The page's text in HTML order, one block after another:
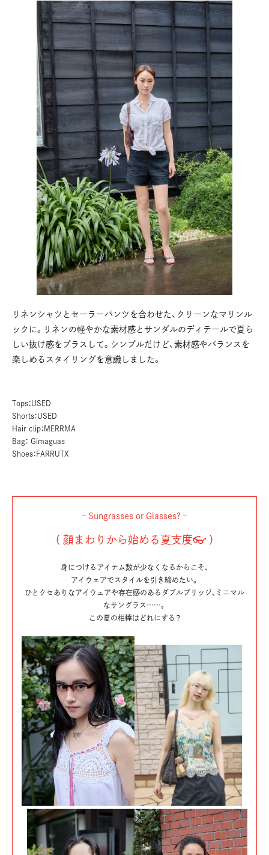
リネンシャツとセーラーパンツを合わせた、クリーンなマリンル
ックに。リネンの軽やかな素材感とサンダルのディテールで夏ら
しい抜け感をプラスして。シンプルだけど、素材感やバランスを
楽しめるスタイリングを意識しました。
Tops：USED
Shorts：USED
Hair clip：MERRMA
Bag： Gimaguas
Shoes：FARRUTX
– Sungrasses or Glasses? –
（ 顔まわりから始める夏支度👓 ）
身につけるアイテム数が少なくなるからこそ、
アイウェアでスタイルを引き締めたい。
ひとクセありなアイウェアや存在感のあるダブルブリッジ、ミニマル
なサングラス……。
この夏の相棒はどれにする？